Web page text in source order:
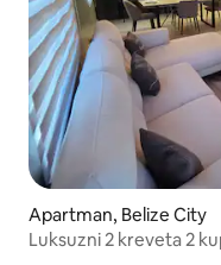
Apartman, Belize City
Luksuzni 2 kreveta 2